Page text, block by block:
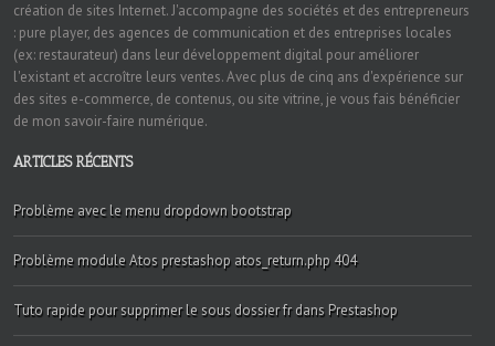
création de sites Internet. J'accompagne des sociétés et des entrepreneurs
: pure player, des agences de communication et des entreprises locales
(ex: restaurateur) dans leur développement digital pour améliorer
l'existant et accroître leurs ventes. Avec plus de cinq ans d'expérience sur
des sites e-commerce, de contenus, ou site vitrine, je vous fais bénéficier
de mon savoir-faire numérique.
ARTICLES RÉCENTS
Problème avec le menu dropdown bootstrap
Problème module Atos prestashop atos_return.php 404
Tuto rapide pour supprimer le sous dossier fr dans Prestashop